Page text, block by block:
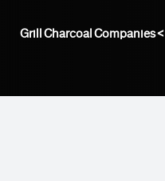
>
Grill Charcoal Companies